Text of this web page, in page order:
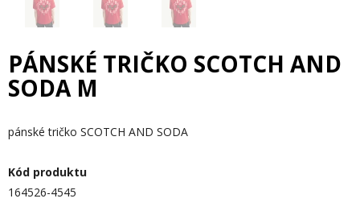
PÁNSKÉ TRIČKO SCOTCH AND
SODA M
pánské tričko SCOTCH AND SODA
Kód produktu
164526-4545